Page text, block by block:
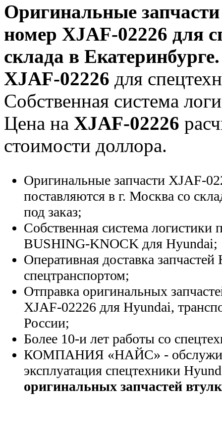
Оригинальные
номер XJAF-02226 для
склада в Екатеринбурге.
XJAF-02226 для
Собственная система
Цена на XJAF-02226
стоимости доллора.
Оригинальные запчасти XJAF-
поставляются в г. Москва со
под заказ;
Собственная система логистики
BUSHING-KNOCK для Hyundai;
Оперативная доставка
спецтранспортом;
Отправка оригинальных
XJAF-02226 для Hyundai,
России;
Более 10-и лет работы со
КОМПАНИЯ «НАЙС» -
эксплуатация спецтехники
оригинальных запчастей